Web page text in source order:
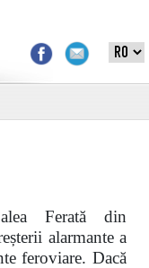
Ferată din
alarmante a
feroviare. Dacă